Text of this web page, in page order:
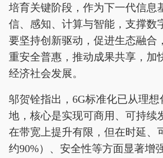
培育关键阶段，作为下一代信息
信、感知、计算与智能，支撑数
要坚持创新驱动，促进生态融合
重安全普惠，推动成果共享，加
经济社会发展。
邬贺铨指出，6G标准化已从理
地，核心是实现可商用、可持续
在带宽上提升有限，但在时延、
约90%）、安全性等方面显著增